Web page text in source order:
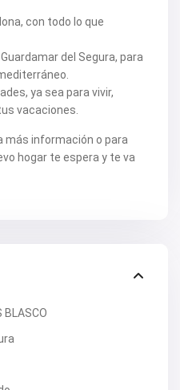
con todo lo que
del Segura, para
ya sea para vivir,
vacaciones.
información o para
hogar te espera y te va
BLASCO